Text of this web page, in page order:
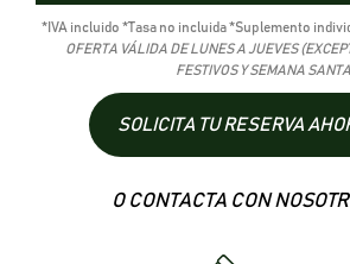
*IVA incluido *Tasa no incluida *Suplemento
OFERTA VÁLIDA DE LUNES A JUEVES
FESTIVOS Y SEMANA
SOLICITA TU RESERVA
O CONTACTA CON